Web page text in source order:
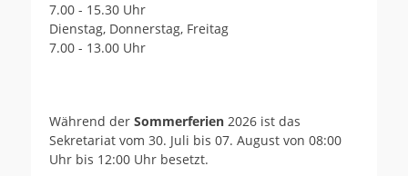
7.00 - 15.30 Uhr
Dienstag, Donnerstag, Freitag
7.00 - 13.00 Uhr
Während der Sommerferien 2026 ist das
Sekretariat vom 30. Juli bis 07. August von 08:00
Uhr bis 12:00 Uhr besetzt.